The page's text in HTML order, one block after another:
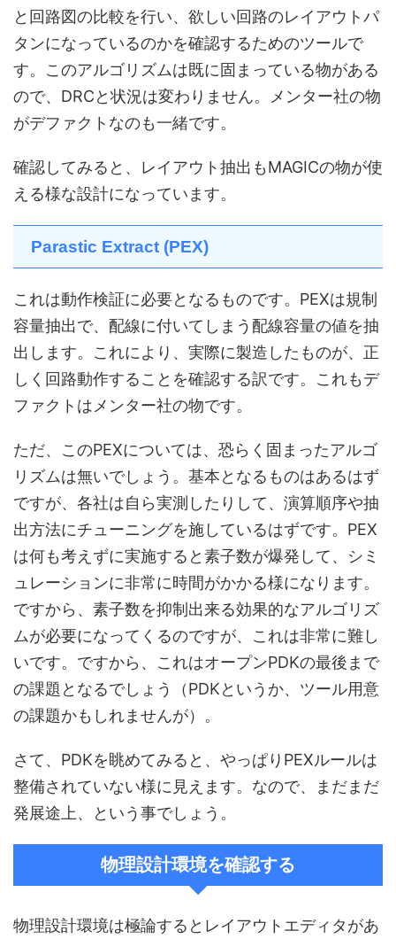
と回路図の比較を行い、欲しい回路のレイアウトパ
タンになっているのかを確認するためのツールで
す。このアルゴリズムは既に固まっている物がある
ので、DRCと状況は変わりません。メンター社の物
がデファクトなのも一緒です。
確認してみると、レイアウト抽出もMAGICの物が使
える様な設計になっています。
Parastic Extract (PEX)
これは動作検証に必要となるものです。PEXは規制
容量抽出で、配線に付いてしまう配線容量の値を抽
出します。これにより、実際に製造したものが、正
しく回路動作することを確認する訳です。これもデ
ファクトはメンター社の物です。
ただ、このPEXについては、恐らく固まったアルゴ
リズムは無いでしょう。基本となるものはあるはず
ですが、各社は自ら実測したりして、演算順序や抽
出方法にチューニングを施しているはずです。PEX
は何も考えずに実施すると素子数が爆発して、シミ
ュレーションに非常に時間がかかる様になります。
ですから、素子数を抑制出来る効果的なアルゴリズ
ムが必要になってくるのですが、これは非常に難し
いです。ですから、これはオープンPDKの最後まで
の課題となるでしょう（PDKというか、ツール用意
の課題かもしれませんが）。
さて、PDKを眺めてみると、やっぱりPEXルールは
整備されていない様に見えます。なので、まだまだ
発展途上、という事でしょう。
物理設計環境を確認する
物理設計環境は極論するとレイアウトエディタがあ